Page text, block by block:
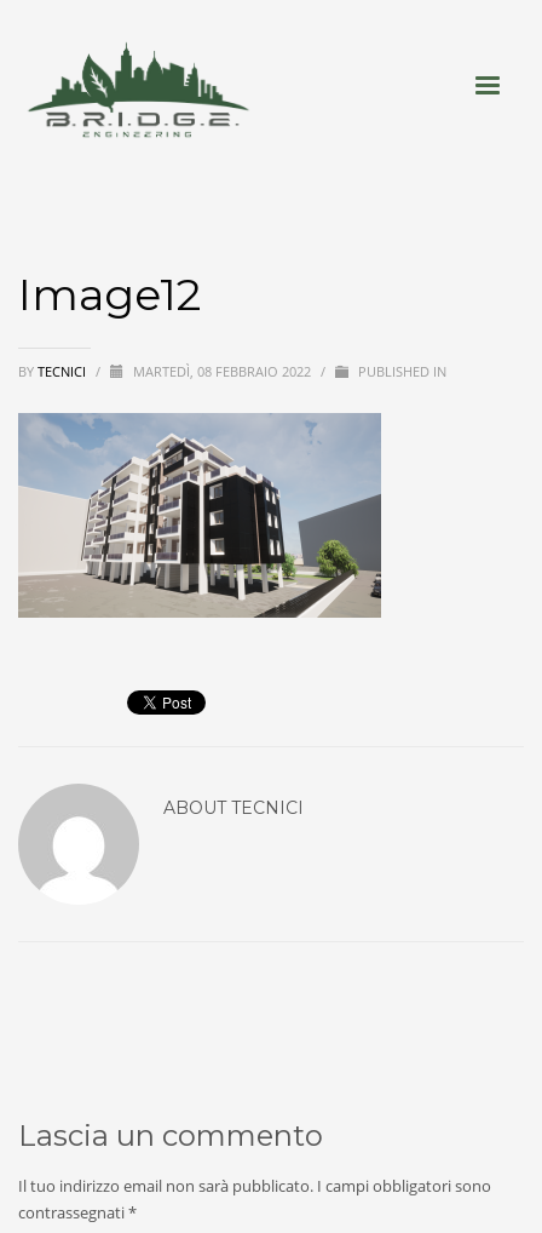
Image12
BY TECNICI / MARTEDÌ, 08 FEBBRAIO 2022 / PUBLISHED IN
ABOUTTECNICI
Lascia un commento
Il tuo indirizzo email non sarà pubblicato. I campi obbligatori sono
contrassegnati*